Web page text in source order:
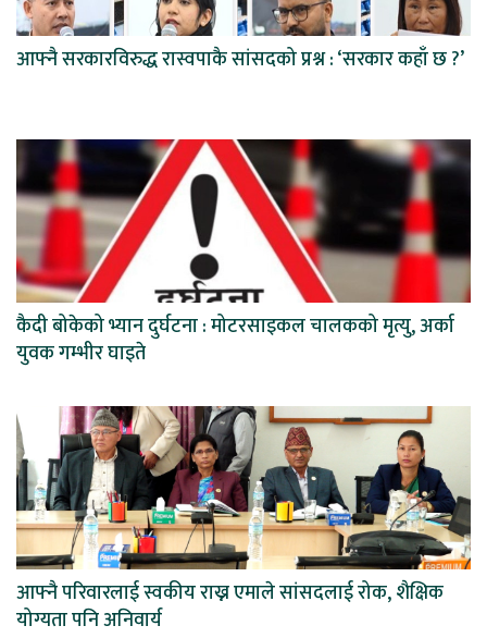
आफ्नै सरकारविरुद्ध रास्वपाकै सांसदको प्रश्न : ‘सरकार कहाँ छ ?’
कैदी बोकेको भ्यान दुर्घटना : मोटरसाइकल चालकको मृत्यु, अर्का
युवक गम्भीर घाइते
आफ्नै परिवारलाई स्वकीय राख्न एमाले सांसदलाई रोक, शैक्षिक
योग्यता पनि अनिवार्य